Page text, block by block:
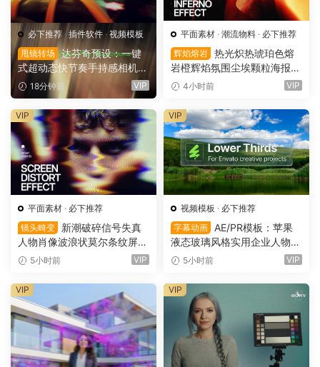
必下推荐· 插件软件 ·视频模板
甩镜转场 达芬奇预设：一键
式超动态快节奏手持感相机摇
晃运动甩镜头无缝转场过渡
支持横竖屏（16158）
18分钟前 VIP
平面素材 · 潮流物料 · 必下推荐
辉焰熔岩 热光炽热琥珀色熔
岩橙辉焰氛围尘埃颗粒海报封
面设计PSD特效样机 Glow Inf
4小时前 VIP
平面素材 · 必下推荐
镜头畸变
新潮破碎信号失真
人物肖像波浪状莫尔条纹屏幕
畸变专辑封面音乐海报传单P
ortion Effect（16156）
5小时前 VIP
VIP
视频模板 · 必下推荐
字幕动画
AE/PR模板：苹果
液态玻璃风格实用企业人物宣
传下横栏字幕条文字标题动画
5小时前 VIP
VIP
VIP VIP